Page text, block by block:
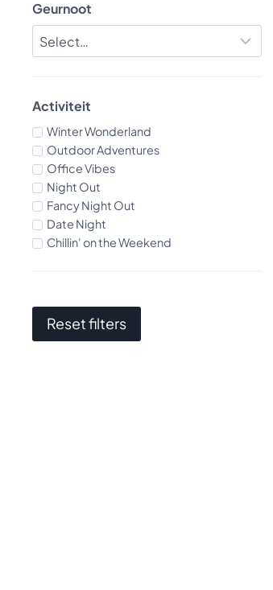
Geurnoot
Activiteit
Winter Wonderland
Outdoor Adventures
Office Vibes
Night Out
Fancy Night Out
Date Night
Chillin' on the Weekend
Reset filters